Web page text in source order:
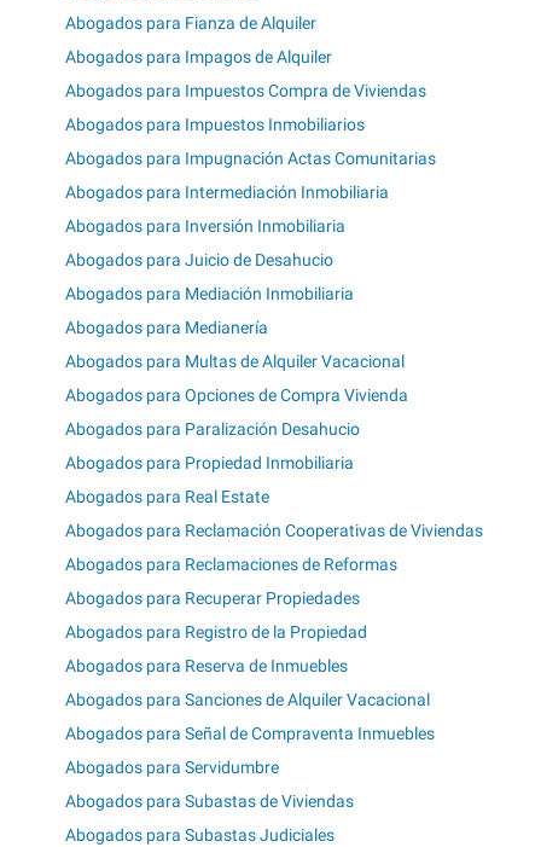
Abogados para Fianza de Alquiler
Abogados para Impagos de Alquiler
Abogados para Impuestos Compra de Viviendas
Abogados para Impuestos Inmobiliarios
Abogados para Impugnación Actas Comunitarias
Abogados para Intermediación Inmobiliaria
Abogados para Inversión Inmobiliaria
Abogados para Juicio de Desahucio
Abogados para Mediación Inmobiliaria
Abogados para Medianería
Abogados para Multas de Alquiler Vacacional
Abogados para Opciones de Compra Vivienda
Abogados para Paralización Desahucio
Abogados para Propiedad Inmobiliaria
Abogados para Real Estate
Abogados para Reclamación Cooperativas de Viviendas
Abogados para Reclamaciones de Reformas
Abogados para Recuperar Propiedades
Abogados para Registro de la Propiedad
Abogados para Reserva de Inmuebles
Abogados para Sanciones de Alquiler Vacacional
Abogados para Señal de Compraventa Inmuebles
Abogados para Servidumbre
Abogados para Subastas de Viviendas
Abogados para Subastas Judiciales